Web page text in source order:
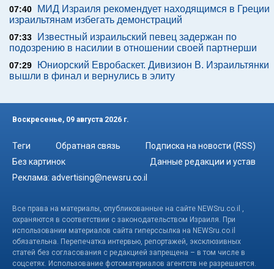
07:40
МИД Израиля рекомендует находящимся в Греции
израильтянам избегать демонстраций
07:33
Известный израильский певец задержан по
подозрению в насилии в отношении своей партнерши
07:29
Юниорский Евробаскет. Дивизион В. Израильтянки
вышли в финал и вернулись в элиту
Воскресенье, 09 августа 2026 г.
Теги Обратная связь
Подписка на новости (RSS)
Без картинок
Данные редакции и устав
Реклама: advertising@newsru.co.il
Все права на материалы, опубликованные на сайте NEWSru.co.il ,
охраняются в соответствии с законодательством Израиля. При
использовании материалов сайта гиперссылка на NEWSru.co.il
обязательна. Перепечатка интервью, репортажей, эксклюзивных
статей без согласования с редакцией запрещена – в том числе в
соцсетях. Использование фотоматериалов агентств не разрешается.